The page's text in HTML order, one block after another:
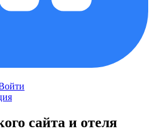
сайта и отеля